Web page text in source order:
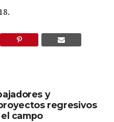
y
regresivos
campo